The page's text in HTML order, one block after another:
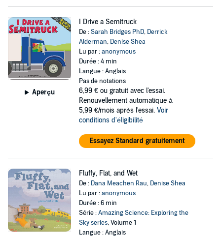
Aperçu
I Drive a Semitruck
De :Sarah Bridges PhD, Derrick
Alderman, Denise Shea
Lu par :anonymous
Durée : 4 min
Langue : Anglais
Pas de notations
6,99 € ou gratuit avec l'essai.
Renouvellement automatique à
5,99 €/mois après l'essai. Voir
conditions d'éligibilité
Essayez Standard gratuitement
Fluffy, Flat, and Wet
De : Dana Meachen Rau, Denise Shea
Lu par :anonymous
Durée : 6 min
Série :Amazing Science: Exploring the
Sky series, Volume 1
Langue : Anglais